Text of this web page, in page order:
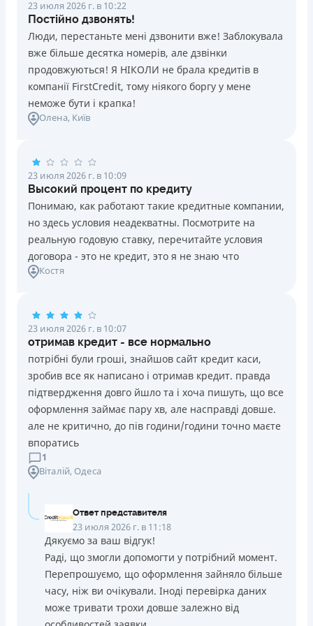
23 июля 2026 г. в 10:22
Постійно дзвонять!
Люди, перестаньте мені дзвонити вже! Заблокувала
вже більше десятка номерів, але дзвінки
продовжуються! Я НІКОЛИ не брала кредитів в
компанії FirstCredit, тому ніякого боргу у мене
неможе бути і крапка!
Олена, Київ
23 июля 2026 г. в 10:09
Высокий процент по кредиту
Понимаю, как работают такие кредитные компании,
но здесь условия неадекватны. Посмотрите на
реальную годовую ставку, перечитайте условия
договора - это не кредит, это я не знаю что
Костя
23 июля 2026 г. в 10:07
отримав кредит - все нормально
потрібні були гроші, знайшов сайт кредит каси,
зробив все як написано і отримав кредит. правда
підтвердження довго йшло та і хоча пишуть, що все
оформлення займає пару хв, але насправді довше.
але не критично, до пів години/години точно маєте
впоратись
1
Віталій, Одеса
Ответ представителя
23 июля 2026 г. в 11:18
Дякуємо за ваш відгук!
Раді, що змогли допомогти у потрібний момент.
Перепрошуємо, що оформлення зайняло більше
часу, ніж ви очікували. Іноді перевірка даних
може тривати трохи довше залежно від